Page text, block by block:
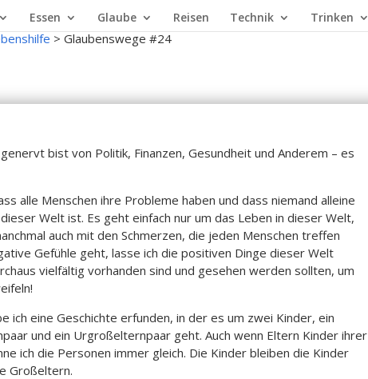
Essen Glaube Reisen Technik Trinken
> Glaubenswege #24
bist von Politik, Finanzen, Gesundheit und Anderem – es
alle Menschen ihre Probleme haben und dass niemand alleine
Welt ist. Es geht einfach nur um das Leben in dieser Welt,
auch mit den Schmerzen, die jeden Menschen treffen
Gefühle geht, lasse ich die positiven Dinge dieser Welt
vielfältig vorhanden sind und gesehen werden sollten, um
ich eine Geschichte erfunden, in der es um zwei Kinder, ein
und ein Urgroßelternpaar geht. Auch wenn Eltern Kinder ihrer
ich die Personen immer gleich. Die Kinder bleiben die Kinder
Großeltern.